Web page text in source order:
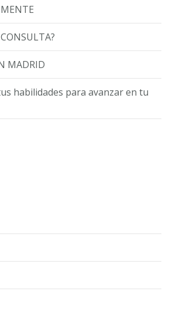
MADRID
habilidades para avanzar en tu